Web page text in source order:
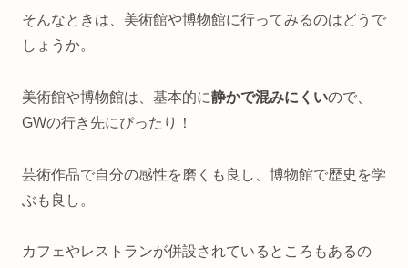
そんなときは、美術館や博物館に行ってみるのはどうで
しょうか。
美術館や博物館は、基本的に静かで混みにくいので、
GWの行き先にぴったり！
芸術作品で自分の感性を磨くも良し、博物館で歴史を学
ぶも良し。
カフェやレストランが併設されているところもあるの